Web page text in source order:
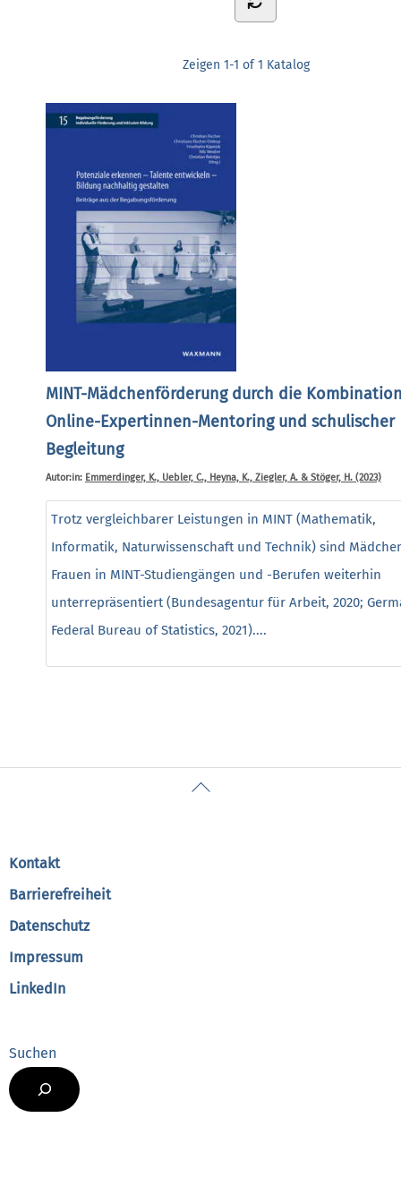
Zeigen 1-1 of 1 Katalog
MINT-Mädchenförderung durch die
Online-Expertinnen-Mentoring und schulischer
Begleitung
Autor:in: Emmerdinger, K., Uebler, C., Heyna, K., Ziegler, A. & Stöger, H. (2023)
Trotz vergleichbarer Leistungen in MINT (Mathematik,
Informatik, Naturwissenschaft und Technik) sind
Frauen in MINT-Studiengängen und -Berufen weiterhin
unterrepräsentiert (Bundesagentur für Arbeit, 2020;
Federal Bureau of Statistics, 2021)....
Back
Kontakt
Barrierefreiheit
Datenschutz
Impressum
LinkedIn
Suchen